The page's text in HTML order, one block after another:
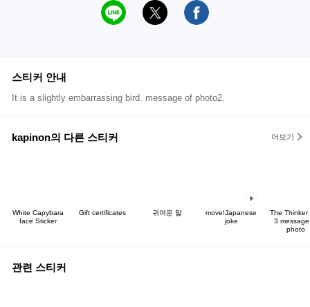
스티커 안내
It is a slightly embarrassing bird. message of photo2.
kapinon의 다른 스티커 더보기
White Capybara
face Sticker
Gift certificates 귀여운 말
move!Japanese
joke
The Thinker
3
photo
관련 스티커